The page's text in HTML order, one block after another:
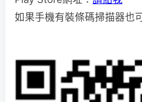
如果手機有裝條碼掃描器也